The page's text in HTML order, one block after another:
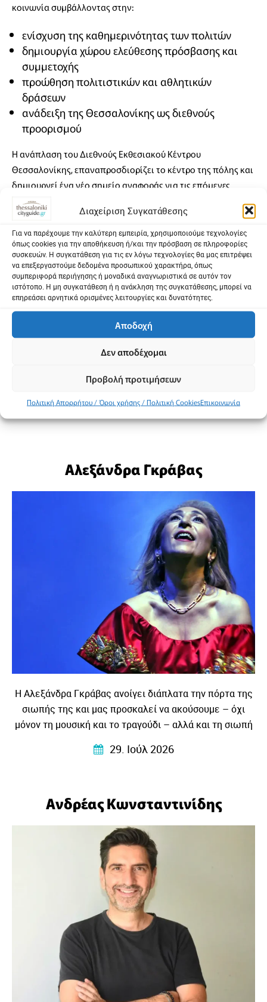
Διαχείριση Συγκατάθεσης
Για να παρέχουμε την καλύτερη εμπειρία, χρησιμοποιούμε τεχνολογίες
όπως cookies για την αποθήκευση ή/και την πρόσβαση σε πληροφορίες
συσκευών. Η συγκατάθεση για τις εν λόγω τεχνολογίες θα μας επιτρέψει
να επεξεργαστούμε δεδομένα προσωπικού χαρακτήρα, όπως
συμπεριφορά περιήγησης ή μοναδικά αναγνωριστικά σε αυτόν τον
ιστότοπο. Η μη συγκατάθεση ή η ανάκληση της συγκατάθεσης, μπορεί να
επηρεάσει αρνητικά ορισμένες λειτουργίες και δυνατότητες.
Αποδοχή
Δεν αποδέχομαι
Προβολή προτιμήσεων
Πολιτική Απορρήτου / Όροι χρήσης / Πολιτική CookiesΕπικοινωνία
κοινωνία συμβάλλοντας στην:
ενίσχυση της καθημερινότητας των πολιτών
δημιουργία χώρου ελεύθεσης πρόσβασης και
συμμετοχής
προώθηση πολιτιστικών και αθλητικών
δράσεων
ανάδειξη της Θεσσαλονίκης ως διεθνούς
προορισμού
Η ανάπλαση του Διεθνούς Εκθεσιακού Κέντρου
Θεσσαλονίκης, επαναπροσδιορίζει το κέντρο της πόλης και
δημιουργεί ένα νέο σημείο αναφοράς για τις επόμενες
γενιές.
Περισσότερες πληροφορίες
Κοινοποίηση
Facebook
X EmailPrintFriendly
Μοιραστείτε
Άλλα Άρθρα
Αλεξάνδρα Γκράβας
Η Αλεξάνδρα Γκράβας ανοίγει διάπλατα την πόρτα της
σιωπής της και μας προσκαλεί να ακούσουμε – όχι
μόνον τη μουσική και το τραγούδι – αλλά και τη σιωπή
29. Ιούλ 2026
Ανδρέας Κωνσταντινίδης